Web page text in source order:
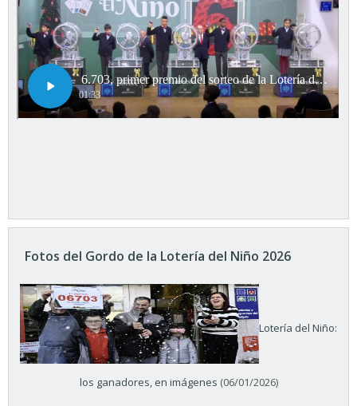
Fotos del Gordo de la Lotería del Niño 2026
Lotería del Niño:
los ganadores, en imágenes (06/01/2026)